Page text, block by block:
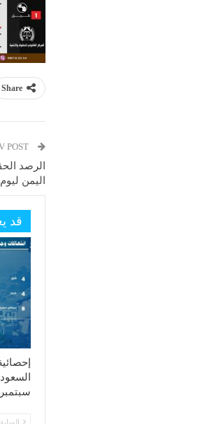
Share
PREV POST
الرصد
اليمن ليوم
قد
سبتمبر 2020
السابق